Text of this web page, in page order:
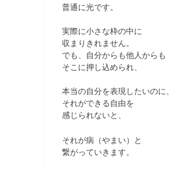
普通に光です。
実際に小さな枠の中に
収まりきれません。
でも、自分からも他人からも
そこに押し込められ、
本当の自分を表現したいのに、
それができる自由を
感じられないと、
それが病（やまい）と
繋がっていきます。